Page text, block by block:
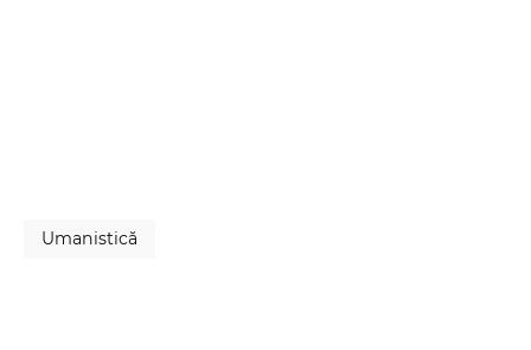
Umanistică